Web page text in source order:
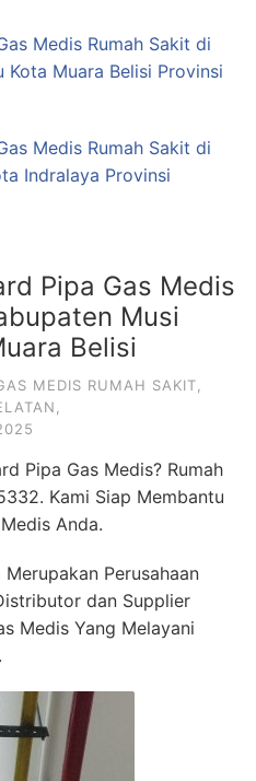
Medis Rumah Sakit di
Kota Muara Belisi Provinsi
Medis Rumah Sakit di
Indralaya Provinsi
Pipa Gas Medis
Musi
Belisi
MEDIS RUMAH SAKIT,
,
Pipa Gas Medis? Rumah
Kami Siap Membantu
Anda.
Perusahaan
dan Supplier
Medis Yang Melayani